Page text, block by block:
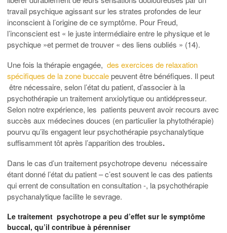
travail psychique agissant sur les strates profondes de leur
inconscient à l’origine de ce symptôme. Pour Freud,
l’inconscient est « le juste intermédiaire entre le physique et le
psychique »et permet de trouver « des liens oubliés » (14).
Une fois la thérapie engagée, des exercices de relaxation
spécifiques de la zone buccalepeuvent être bénéfiques. Il peut
être nécessaire, selon l’état du patient, d’associer à la
psychothérapie un traitement anxiolytique ou antidépresseur.
Selon notre expérience, les patients peuvent avoir recours avec
succès aux médecines douces (en particulier la phytothérapie)
pourvu qu’ils engagent leur psychothérapie psychanalytique
suffisamment tôt après l’apparition des troubles.
Dans le cas d’un traitement psychotrope devenu nécessaire
étant donné l’état du patient – c’est souvent le cas des patients
qui errent de consultation en consultation -, la psychothérapie
psychanalytique facilite le sevrage.
Le traitement psychotrope a peu d’effet sur le symptôme
buccal, qu’il contribue à pérenniser